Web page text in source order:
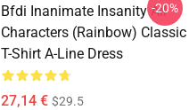
Bfdi Inanimate Insanity All
Characters (Rainbow) Classic
T-Shirt A-Line Dress
27,14 € $29.5
-20%